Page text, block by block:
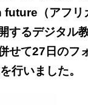
（アフリ
するデジタル
せて27日のフ
行いました。